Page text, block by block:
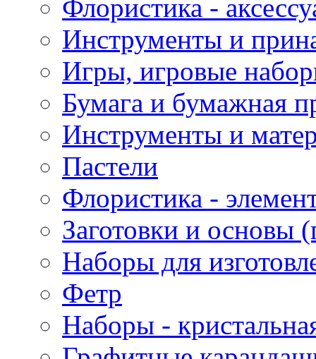
Флористика -
Инструменты и
Игры, игровые
Бумага и бумажная
Инструменты и
Пастели
Флористика -
Заготовки и основы
Наборы для
Фетр
Наборы -